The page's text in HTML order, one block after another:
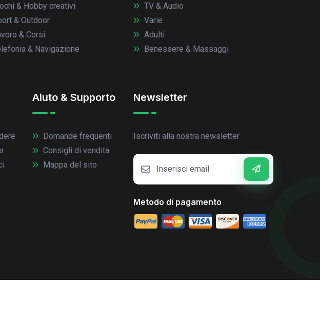
& Hobby creativi
& Outdoor
& Corsi
& Navigazione
TV & Audio
Varie
Adulti
Benessere & Massaggi
Aiuto & Supporto
Domande frequenti
Consigli di vendita
Mappa del sito
Newsletter
Iscriviti alla nostra newsletter
Metodo di pagamento